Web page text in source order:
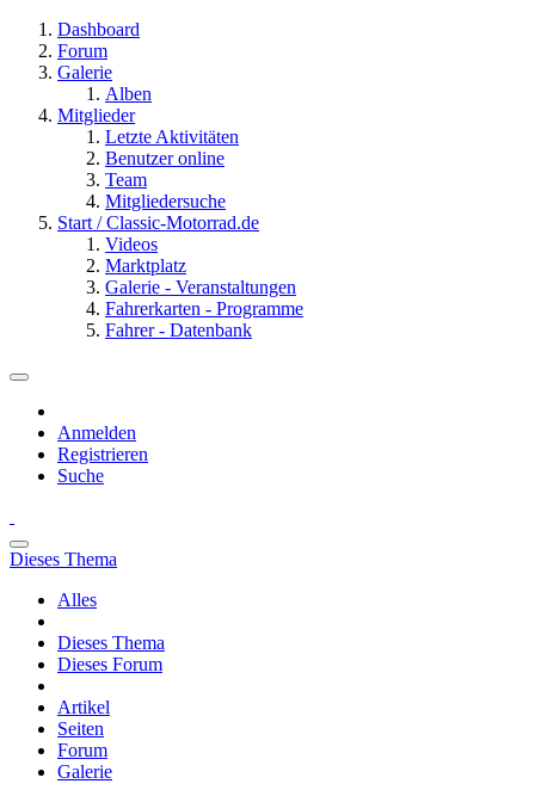
Dashboard
Forum
Galerie
Alben
Mitglieder
Letzte Aktivitäten
Benutzer online
Team
Mitgliedersuche
Start / Classic-Motorrad.de
Videos
Marktplatz
Galerie - Veranstaltungen
Fahrerkarten - Programme
Fahrer - Datenbank
Anmelden
Registrieren
Suche
Dieses Thema
Alles
Dieses Thema
Dieses Forum
Artikel
Seiten
Forum
Galerie